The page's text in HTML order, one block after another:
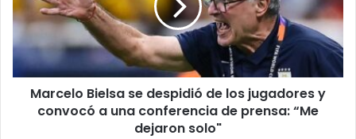
de
los
jugadores
y
convocó
Marcelo Bielsa se despidió de los jugadores y
convocó a una conferencia de prensa: “Me
dejaron solo"